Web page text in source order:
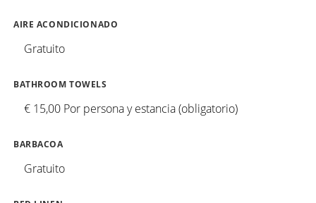
AIRE ACONDICIONADO
Gratuito
BATHROOM TOWELS
€ 15,00 Por persona y estancia (obligatorio)
BARBACOA
Gratuito